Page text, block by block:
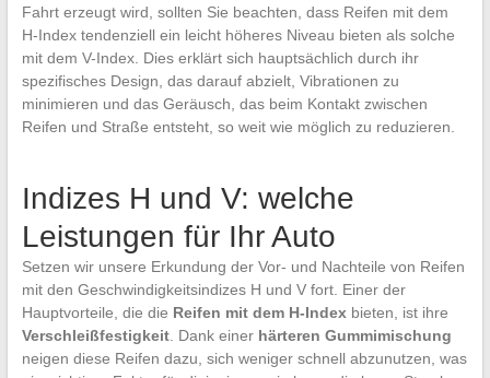
Fahrt erzeugt wird, sollten Sie beachten, dass Reifen mit dem
H-Index tendenziell ein leicht höheres Niveau bieten als solche
mit dem V-Index. Dies erklärt sich hauptsächlich durch ihr
spezifisches Design, das darauf abzielt, Vibrationen zu
minimieren und das Geräusch, das beim Kontakt zwischen
Reifen und Straße entsteht, so weit wie möglich zu reduzieren.
Indizes H und V: welche
Leistungen für Ihr Auto
Setzen wir unsere Erkundung der Vor- und Nachteile von Reifen
mit den Geschwindigkeitsindizes H und V fort. Einer der
Hauptvorteile, die die Reifen mit dem H-Indexbieten, ist ihre
Verschleißfestigkeit. Dank einer härteren Gummimischung
neigen diese Reifen dazu, sich weniger schnell abzunutzen, was